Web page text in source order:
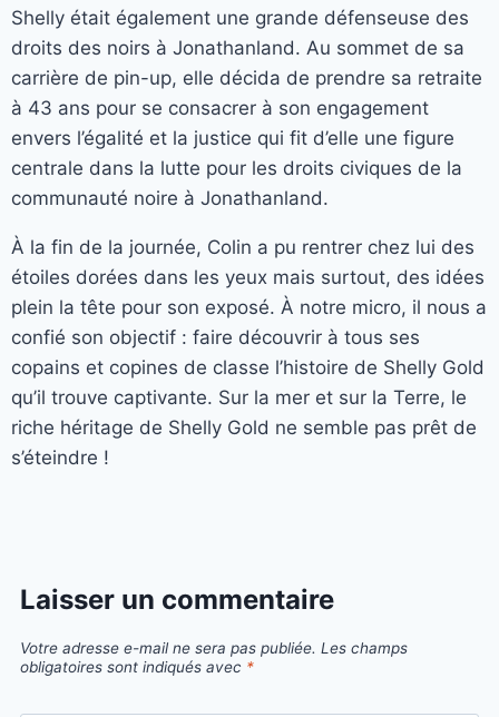
Shelly était également une grande défenseuse des
droits des noirs à Jonathanland. Au sommet de sa
carrière de pin-up, elle décida de prendre sa retraite
à 43 ans pour se consacrer à son engagement
envers l’égalité et la justice qui fit d’elle une figure
centrale dans la lutte pour les droits civiques de la
communauté noire à Jonathanland.
À la fin de la journée, Colin a pu rentrer chez lui des
étoiles dorées dans les yeux mais surtout, des idées
plein la tête pour son exposé. À notre micro, il nous a
confié son objectif : faire découvrir à tous ses
copains et copines de classe l’histoire de Shelly Gold
qu’il trouve captivante. Sur la mer et sur la Terre, le
riche héritage de Shelly Gold ne semble pas prêt de
s’éteindre !
Laisser un commentaire
Votre adresse e-mail ne sera pas publiée. Les champs
obligatoires sont indiqués avec *